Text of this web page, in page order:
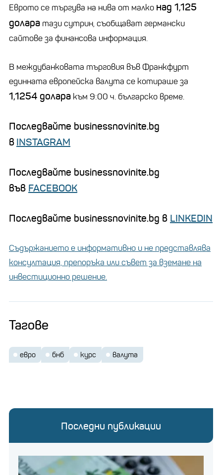
Еврото се търгува на нива от малко над 1,125
долара тази сутрин, съобщават германски
сайтове за финансова информация.
В междубанковата търговия във Франкфурт
единната европейска валута се котираше за
1,1254 долара към 9:00 ч. българско време.
Последвайте businessnovinite.bg
в INSTAGRAM
Последвайте businessnovinite.bg
във FACEBOOK
Последвайте businessnovinite.bg в LINKEDIN
Съдържанието е информативно и не представлява
консултация, препоръка или съвет за вземане на
инвестиционно решение.
Тагове
евро бнб курс валута
Последни публикации